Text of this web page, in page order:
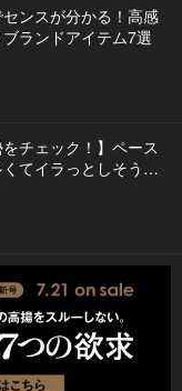
ンスが分かる！高感
ランドアイテム7選
チェック！】ペース
てイラっとしそう…